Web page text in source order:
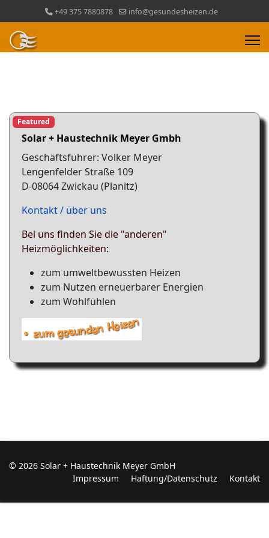
+49 375 7880878 info@gesundesheizen.de
Featured
Solar + Haustechnik Meyer Gmbh
Geschäftsführer: Volker Meyer
Lengenfelder Straße 109
D-08064 Zwickau (Planitz)
Kontakt / über uns
Bei uns finden Sie die "anderen"
Heizmöglichkeiten:
zum umweltbewussten Heizen
zum Nutzen erneuerbarer Energien
zum Wohlfühlen
© 2026 Solar + Haustechnik Meyer GmbH
Impressum
Haftung/Datenschutz Kontakt